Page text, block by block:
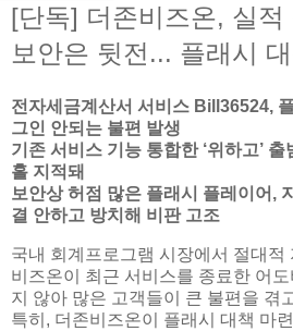
[단독] 더존비즈온, 실
보안은 뒷전... 플래시
전자세금계산서 서비스 Bill36524,
그인 안되는 불편 발생
기존 서비스 기능 통합한 ‘위하고’
홀 지적돼
보안상 허점 많은 플래시 플레이어,
결 안하고 방치해 비판 고조
국내 회계프로그램 시장에서 절대적
비즈온이 최근 서비스를 종료한 어
지 않아 많은 고객들이 큰 불편을 겪
특히, 더존비즈온이 플래시 대책 마